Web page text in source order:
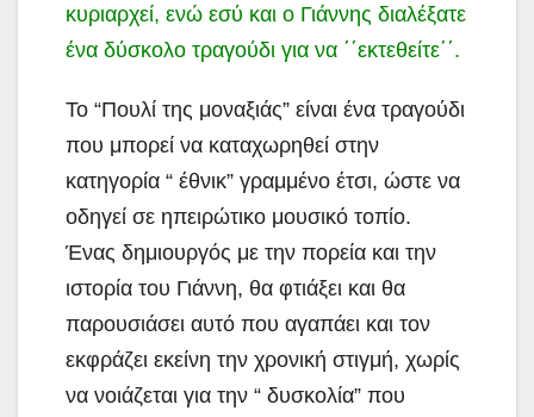
κυριαρχεί, ενώ εσύ και ο Γιάννης διαλέξατε
ένα δύσκολο τραγούδι για να ΄΄εκτεθείτε΄΄.
Το “Πουλί της μοναξιάς” είναι ένα τραγούδι
που μπορεί να καταχωρηθεί στην
κατηγορία “ έθνικ” γραμμένο έτσι, ώστε να
οδηγεί σε ηπειρώτικο μουσικό τοπίο.
Ένας δημιουργός με την πορεία και την
ιστορία του Γιάννη, θα φτιάξει και θα
παρουσιάσει αυτό που αγαπάει και τον
εκφράζει εκείνη την χρονική στιγμή, χωρίς
να νοιάζεται για την “ δυσκολία” που